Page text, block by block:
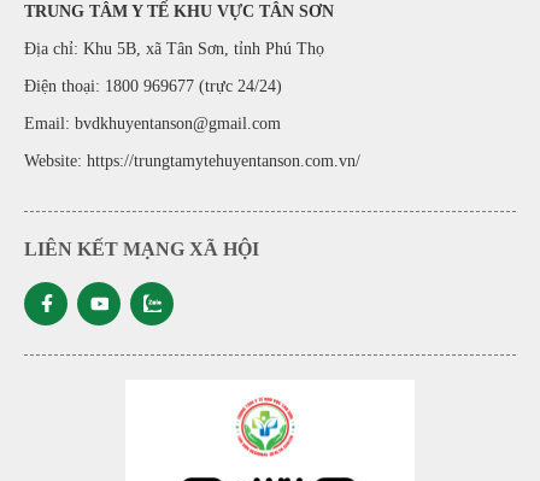
TRUNG TÂM Y TẾ KHU VỰC TÂN SƠN
Địa chỉ: Khu 5B, xã Tân Sơn, tỉnh Phú Thọ
Điện thoại: 1800 969677 (trực 24/24)
Email: bvdkhuyentanson@gmail.com
Website: https://trungtamytehuyentanson.com.vn/
LIÊN KẾT MẠNG XÃ HỘI